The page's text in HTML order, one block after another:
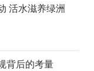
活水滋养绿洲
背后的考量